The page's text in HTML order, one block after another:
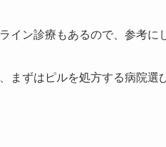
イン診療もあるので、参考に
まずはピルを処方する病院選